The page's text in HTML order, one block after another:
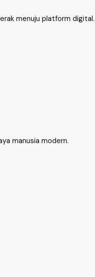
menuju platform digital.
manusia modern.